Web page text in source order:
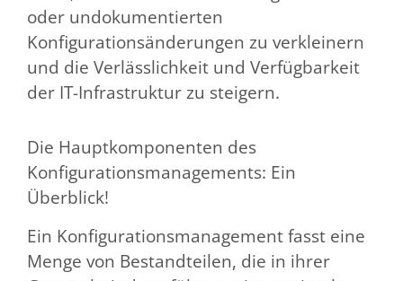
oder undokumentierten
Konfigurationsänderungen zu verkleinern
und die Verlässlichkeit und Verfügbarkeit
der IT-Infrastruktur zu steigern.
Die Hauptkomponenten des
Konfigurationsmanagements: Ein
Überblick!
Ein Konfigurationsmanagement fasst eine
Menge von Bestandteilen, die in ihrer